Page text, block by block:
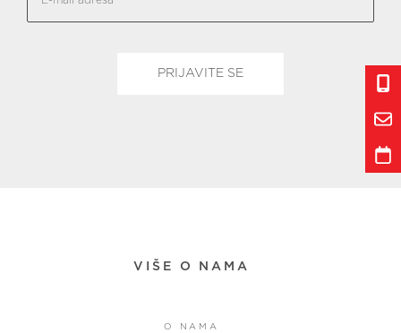
VIŠE O NAMA
O NAMA